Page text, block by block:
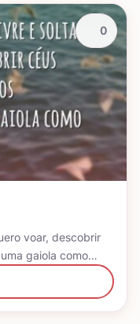
voar, descobrir
gaiola como…
0